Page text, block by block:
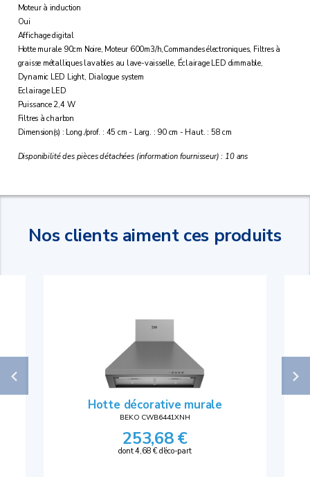
Moteur à induction
Oui
Affichage digital
Hotte murale 90cm Noire, Moteur 600m3/h,Commandes électroniques, Filtres à
graisse métalliques lavables au lave-vaisselle, Éclairage LED dimmable,
Dynamic LED Light, Dialogue system
Eclairage LED
Puissance 2,4 W
Filtres à charbon
Dimension(s) : Long./prof. : 45 cm - Larg. : 90 cm - Haut. : 58 cm
Disponibilité des pièces détachées (information fournisseur) : 10 ans
Nos clients aiment ces produits
Hotte décorative murale
BEKO CWB6441XNH
253,68 €
dont 4,68 € d'éco-part